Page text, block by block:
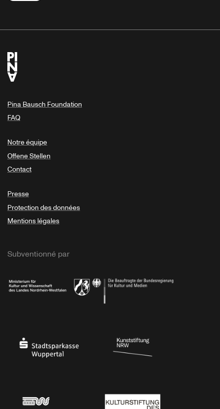
Pina Bausch Foundation
FAQ
Notre équipe
Offene Stellen
Contact
Presse
Protection des données
Mentions légales
Subventionné par